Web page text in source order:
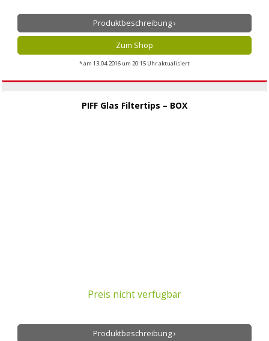
Produktbeschreibung ›
Zum Shop
* am 13.04.2016 um 20:15 Uhr aktualisiert
PIFF Glas Filtertips – BOX
Preis nicht verfügbar
Produktbeschreibung ›